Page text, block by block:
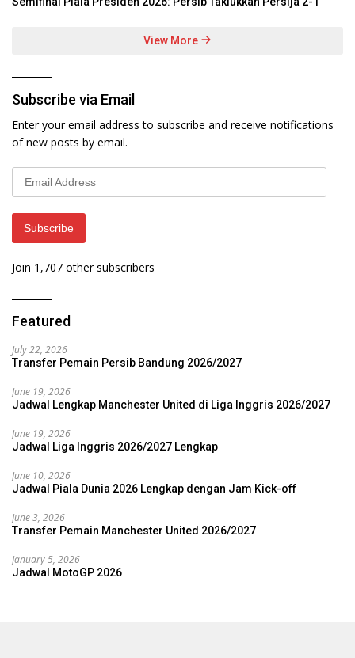
View More
Subscribe via Email
Enter your email address to subscribe and receive notifications
of new posts by email.
Subscribe
Join 1,707 other subscribers
Featured
July 22, 2026
Transfer Pemain Persib Bandung 2026/2027
June 19, 2026
Jadwal Lengkap Manchester United di Liga Inggris 2026/2027
June 19, 2026
Jadwal Liga Inggris 2026/2027 Lengkap
June 10, 2026
Jadwal Piala Dunia 2026 Lengkap dengan Jam Kick-off
June 3, 2026
Transfer Pemain Manchester United 2026/2027
January 5, 2026
Jadwal MotoGP 2026